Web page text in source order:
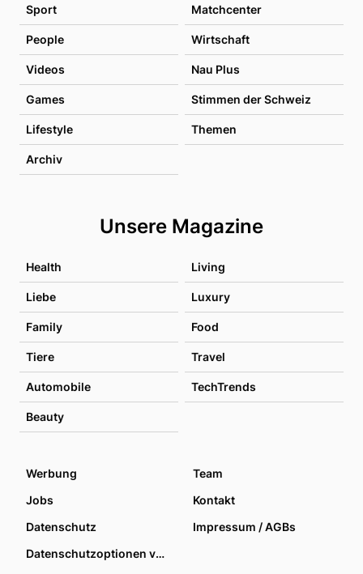
Sport Matchcenter
People Wirtschaft
Videos Nau Plus
Games Stimmen der Schweiz
Lifestyle Themen
Archiv
Unsere Magazine
Health Living
Liebe Luxury
Family Food
Tiere Travel
Automobile TechTrends
Beauty
Werbung
Team
Jobs
Kontakt
Datenschutz
Impressum / AGBs
Datenschutzoptionen verwalten